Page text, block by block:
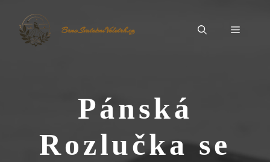
obsah
BrnoSvatebníVeletrh.cz Menu
Pánská
Rozlučka se